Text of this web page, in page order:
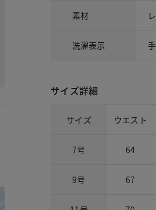
素材
洗濯表示
サイズ詳細
サイズ ウエスト
7号 64
9号 67